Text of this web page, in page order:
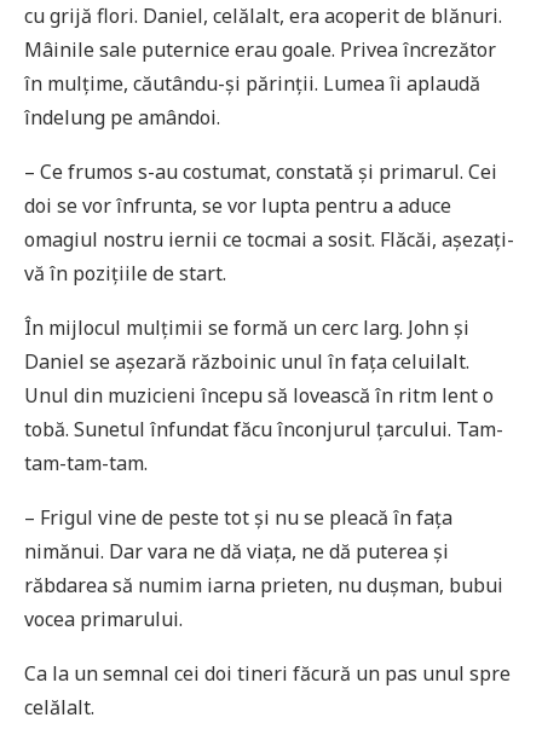
cu grijă flori. Daniel, celălalt, era acoperit de blănuri.
Mâinile sale puternice erau goale. Privea încrezător
în mulțime, căutându-și părinții. Lumea îi aplaudă
îndelung pe amândoi.
– Ce frumos s-au costumat, constată și primarul. Cei
doi se vor înfrunta, se vor lupta pentru a aduce
omagiul nostru iernii ce tocmai a sosit. Flăcăi, așezați-
vă în pozițiile de start.
În mijlocul mulțimii se formă un cerc larg. John și
Daniel se așezară războinic unul în fața celuilalt.
Unul din muzicieni începu să lovească în ritm lent o
tobă. Sunetul înfundat făcu înconjurul țarcului. Tam-
tam-tam-tam.
– Frigul vine de peste tot și nu se pleacă în fața
nimănui. Dar vara ne dă viața, ne dă puterea și
răbdarea să numim iarna prieten, nu dușman, bubui
vocea primarului.
Ca la un semnal cei doi tineri făcură un pas unul spre
celălalt.